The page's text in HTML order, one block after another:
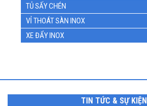
TỦ SẤY CHÉN
VỈ THOÁT SÀN INOX
XE ĐẨY INOX
TIN TỨC & SỰ KIỆN